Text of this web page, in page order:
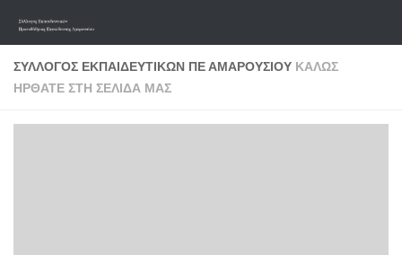
Skip to content
ΣΎΛΛΟΓΟΣ ΕΚΠΑΙΔΕΥΤΙΚΏΝ ΠΕ ΑΜΑΡΟΥΣΊΟΥ ΚΑΛΏΣ
ΉΡΘΑΤΕ ΣΤΗ ΣΕΛΊΔΑ ΜΑΣ